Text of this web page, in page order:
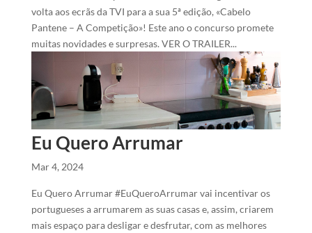
volta aos ecrãs da TVI para a sua 5ª edição, «Cabelo
Pantene – A Competição»! Este ano o concurso promete
muitas novidades e surpresas. VER O TRAILER...
Eu Quero Arrumar
Mar 4, 2024
Eu Quero Arrumar #EuQueroArrumar vai incentivar os
portugueses a arrumarem as suas casas e, assim, criarem
mais espaço para desligar e desfrutar, com as melhores